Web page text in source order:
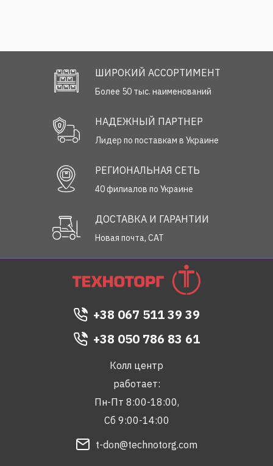
ШИРОКИЙ АССОРТИМЕНТ
Более 50 тыс. наименований
НАДЕЖНЫЙ ПАРТНЕР
Лидер по поставкам в Украине
РЕГИОНАЛЬНАЯ СЕТЬ
40 филиалов по Украине
ДОСТАВКА И ГАРАНТИИ
Новая почта, САТ
+38 067 511 39 39
+38 050 786 83 61
Колл центр
работает:
Пн-Пт 8:00-18:00,
Сб 9:00-14:00
t-don@technotorg.com